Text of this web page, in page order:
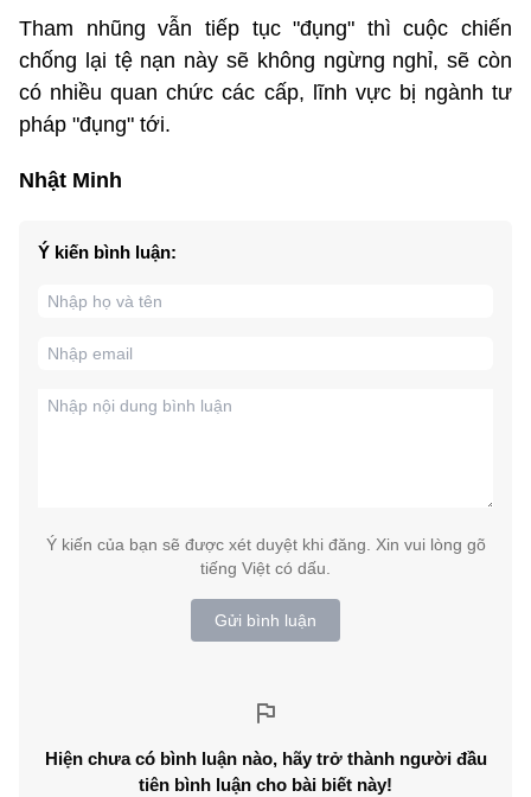
Tham nhũng vẫn tiếp tục "đụng" thì cuộc chiến
chống lại tệ nạn này sẽ không ngừng nghỉ, sẽ còn
có nhiều quan chức các cấp, lĩnh vực bị ngành tư
pháp "đụng" tới.
Nhật Minh
Ý kiến bình luận:
Ý kiến của bạn sẽ được xét duyệt khi đăng. Xin vui lòng gõ
tiếng Việt có dấu.
Gửi bình luận
Hiện chưa có bình luận nào, hãy trở thành người đầu
tiên bình luận cho bài biết này!